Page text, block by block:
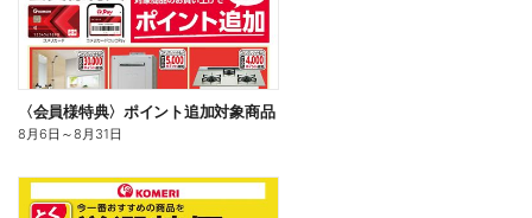
〈会員様特典〉ポイント追加対象商品
8月6日 ～8月31日